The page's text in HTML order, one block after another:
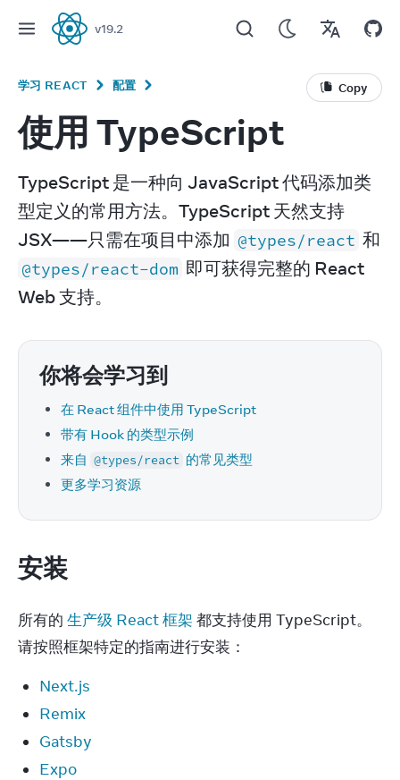
React
v19.2
学习 REACT 配置 Copy
使用 TypeScript
TypeScript 是一种向 JavaScript 代码添加类
型定义的常用方法。TypeScript 天然支持
JSX——只需在项目中添加 @types/react
@types/react-dom 即可获得完整的 React
Web 支持。
你将会学习到
在 React 组件中使用 TypeScript
带有 Hook 的类型示例
来自 @types/react 的常见类型
更多学习资源
安装
所有的 生产级 React 框架 都支持使用 TypeScript。
请按照框架特定的指南进行安装：
Next.js
Remix
Gatsby
Expo